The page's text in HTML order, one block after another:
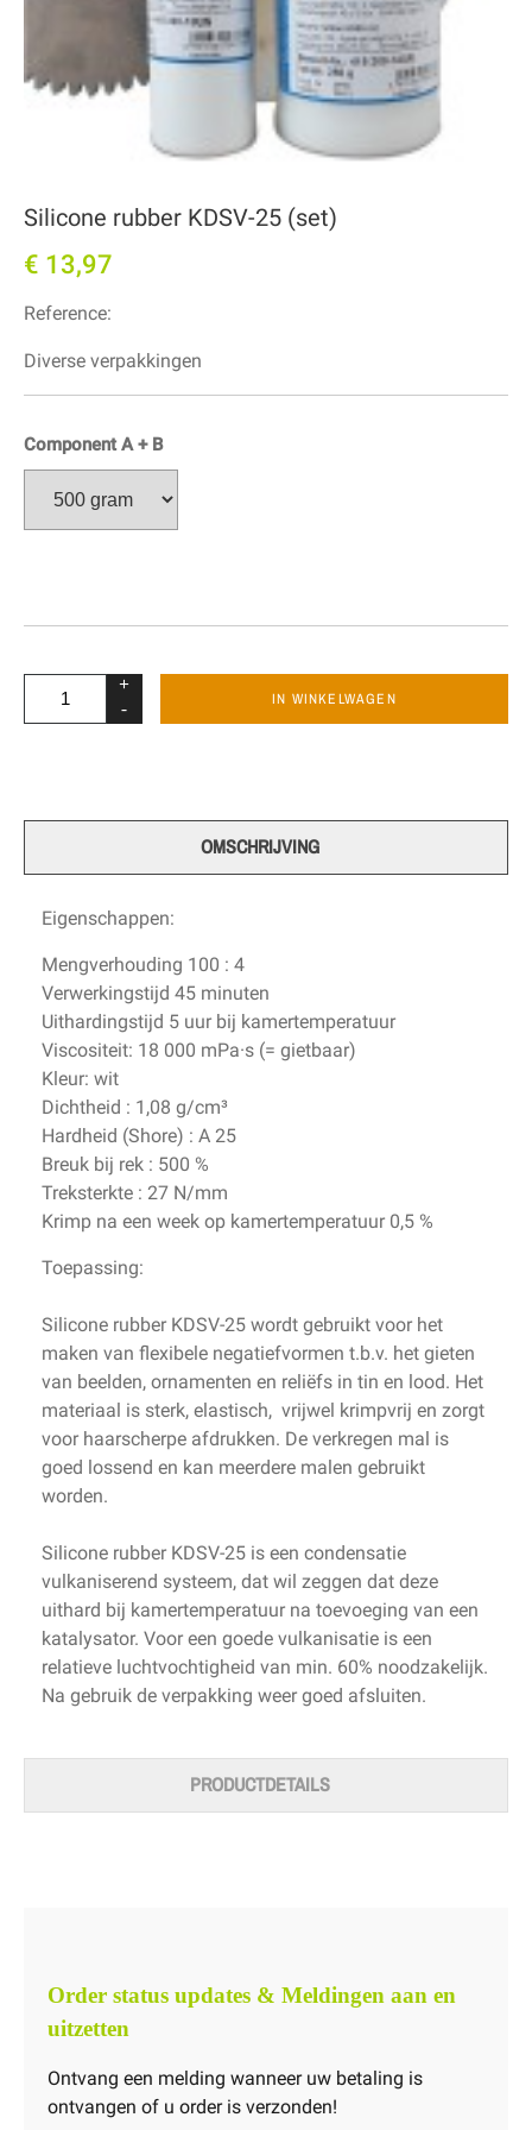
Silicone rubber KDSV-25 (set)
€ 13,97
Reference:
Diverse verpakkingen
Component A + B
+
-
IN WINKELWAGEN
OMSCHRIJVING
Eigenschappen:
Mengverhouding 100 : 4
Verwerkingstijd 45 minuten
Uithardingstijd 5 uur bij kamertemperatuur
Viscositeit: 18 000 mPa·s (= gietbaar)
Kleur: wit
Dichtheid : 1,08 g/cm³
Hardheid (Shore) : A 25
Breuk bij rek : 500 %
Treksterkte : 27 N/mm
Krimp na een week op kamertemperatuur 0,5 %
Toepassing:
Silicone rubber KDSV-25 wordt gebruikt voor het
maken van flexibele negatiefvormen t.b.v. het gieten
van beelden, ornamenten en reliëfs in tin en lood. Het
materiaal is sterk, elastisch, vrijwel krimpvrij en zorgt
voor haarscherpe afdrukken. De verkregen mal is
goed lossend en kan meerdere malen gebruikt
worden.
Silicone rubber KDSV-25 is een condensatie
vulkaniserend systeem, dat wil zeggen dat deze
uithard bij kamertemperatuur na toevoeging van een
katalysator. Voor een goede vulkanisatie is een
relatieve luchtvochtigheid van min. 60% noodzakelijk.
Na gebruik de verpakking weer goed afsluiten.
PRODUCTDETAILS
Order status updates & Meldingen aan en
uitzetten
Ontvang een melding wanneer uw betaling is
ontvangen of u order is verzonden!